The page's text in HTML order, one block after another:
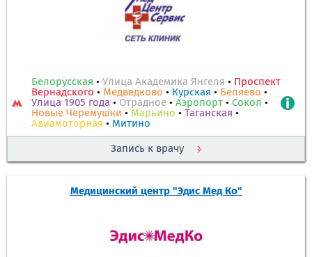
Белорусская • Улица Академика Янгеля • Проспект
Вернадского • Медведково • Курская • Беляево •
Улица 1905 года • Отрадное • Аэропорт • Сокол •
Новые Черемушки • Марьино • Таганская •
Авиамоторная • Митино
Запись к врачу
Медицинский центр "Эдис Мед Ко"